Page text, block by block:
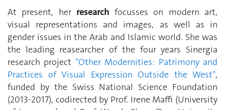
At present, her research focusses on modern art,
visual representations and images, as well as in
gender issues in the Arab and Islamic world. She was
the leading reasearcher of the four years Sinergia
research project "Other Modernities: Patrimony and
Practices of Visual Expression Outside the West",
funded by the Swiss National Science Foundation
(2013-2017), codirected by Prof. Irene Maffi (University